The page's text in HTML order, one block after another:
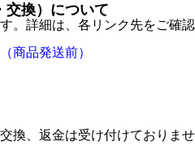
交換）について
。詳細は、各リンク先をご確認
商品発送前）
換、返金は受け付けておりませ